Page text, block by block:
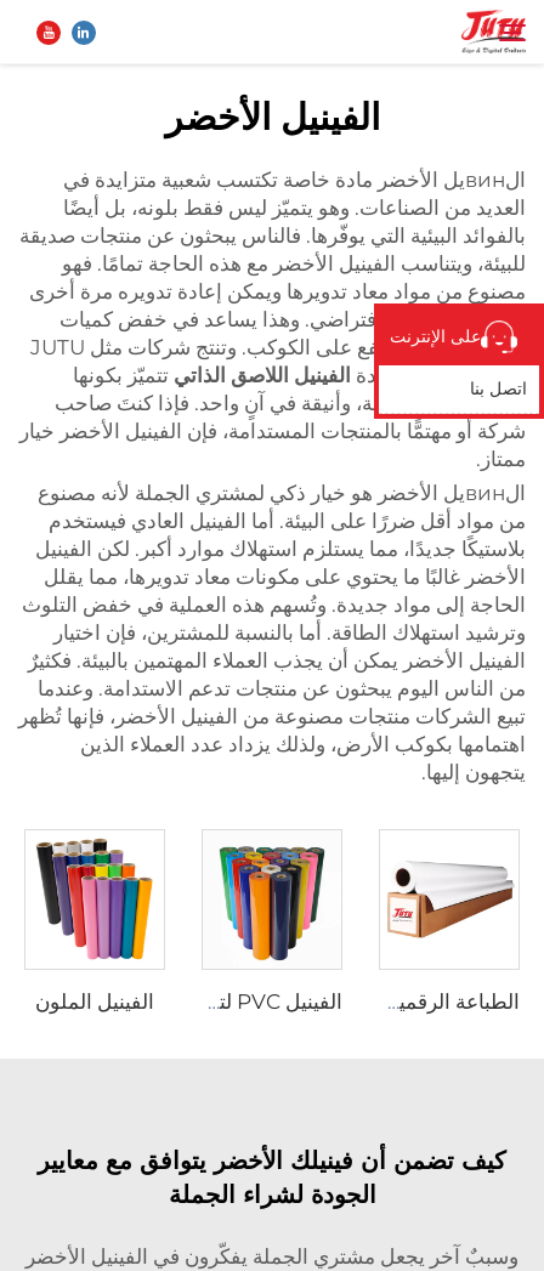
المنتجات
من نحن
تطبيق
الأخبار
اتصل بنا
بحث
على الإنترنت
اتصل بنا
الفينيل الأخضر
الвинيل الأخضر مادة خاصة تكتسب شعبية متزايدة في
العديد من الصناعات. وهو يتميّز ليس فقط بلونه، بل أيضًا
بالفوائد البيئية التي يوفّرها. فالناس يبحثون عن منتجات صديقة
للبيئة، ويتناسب الفينيل الأخضر مع هذه الحاجة تمامًا. فهو
مصنوع من مواد معاد تدويرها ويمكن إعادة تدويره مرة أخرى
بعد انتهاء عمره الافتراضي. وهذا يساعد في خفض كميات
النفايات ويعود بالنفع على الكوكب. وتنتج شركات مثل JUTU
منتجات عالية الجودة الفينيل اللاصق الذاتي تتميّز بكونها
صديقة للبيئة، ومتينة، وأنيقة في آنٍ واحد. فإذا كنتَ صاحب
شركة أو مهتمًّا بالمنتجات المستدامة، فإن الفينيل الأخضر خيار
ممتاز.
الвинيل الأخضر هو خيار ذكي لمشتري الجملة لأنه مصنوع
من مواد أقل ضررًا على البيئة. أما الفينيل العادي فيستخدم
بلاستيكًا جديدًا، مما يستلزم استهلاك موارد أكبر. لكن الفينيل
الأخضر غالبًا ما يحتوي على مكونات معاد تدويرها، مما يقلل
الحاجة إلى مواد جديدة. وتُسهم هذه العملية في خفض التلوث
وترشيد استهلاك الطاقة. أما بالنسبة للمشترين، فإن اختيار
الفينيل الأخضر يمكن أن يجذب العملاء المهتمين بالبيئة. فكثيرٌ
من الناس اليوم يبحثون عن منتجات تدعم الاستدامة. وعندما
تبيع الشركات منتجات مصنوعة من الفينيل الأخضر، فإنها تُظهر
اهتمامها بكوكب الأرض، ولذلك يزداد عدد العملاء الذين
يتجهون إليها.
الطباعة الرقمية الفينيل الفينيل PVC لتحويل الحرارة الفينيل الملون
كيف تضمن أن فينيلك الأخضر يتوافق مع معايير
الجودة لشراء الجملة
وسببٌ آخر يجعل مشتري الجملة يفكّرون في الفينيل الأخضر